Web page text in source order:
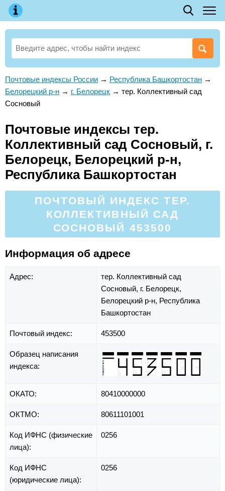
Почтовые индексы России → Республика Башкортостан →
Белорецкий р-н → г. Белорецк → тер. Коллективный сад
Сосновый
Почтовые индексы тер.
Коллективный сад Сосновый, г.
Белорецк, Белорецкий р-н,
Республика Башкортостан
ПОЧТОВЫЙ ИНДЕКС ТЕР.
КОЛЛЕКТИВНЫЙ САД
СОСНОВЫЙ 453500
Информация об адресе
Адрес:
тер. Коллективный сад
Сосновый, г. Белорецк,
Белорецкий р-н, Республика
Башкортостан
Почтовый индекс: 453500
Образец написания
индекса:
ОКАТО: 80410000000
ОКТМО: 80611101001
Код ИФНС (физические
лица):
0256
Код ИФНС
(юридические лица):
0256